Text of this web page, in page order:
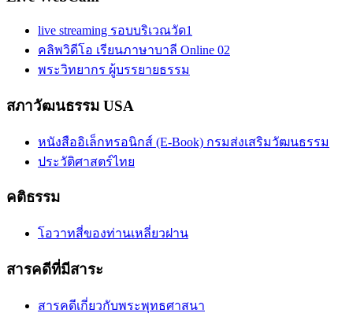
live streaming รอบบริเวณวัด1
คลิพวิดีโอ เรียนภาษาบาลี Online 02
พระวิทยากร ผู้บรรยายธรรม
สภาวัฒนธรรม USA
หนังสืออิเล็กทรอนิกส์ (E-Book) กรมส่งเสริมวัฒนธรรม
ประวัติศาสตร์ไทย
คติธรรม
โอวาทสี่ของท่านเหลี่ยวฝาน
สารคดีที่มีสาระ
สารคดีเกี่ยวกับพระพุทธศาสนา